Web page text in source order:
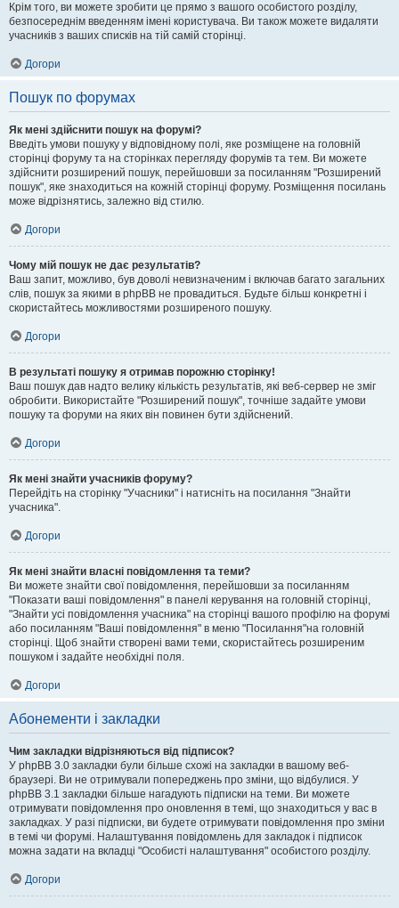
Крім того, ви можете зробити це прямо з вашого особистого розділу,
безпосереднім введенням імені користувача. Ви також можете видаляти
учасників з ваших списків на тій самій сторінці.
Догори
Пошук по форумах
Як мені здійснити пошук на форумі?
Введіть умови пошуку у відповідному полі, яке розміщене на головній
сторінці форуму та на сторінках перегляду форумів та тем. Ви можете
здійснити розширений пошук, перейшовши за посиланням "Розширений
пошук", яке знаходиться на кожній сторінці форуму. Розміщення посилань
може відрізнятись, залежно від стилю.
Догори
Чому мій пошук не дає результатів?
Ваш запит, можливо, був доволі невизначеним і включав багато загальних
слів, пошук за якими в phpBB не провадиться. Будьте більш конкретні і
скористайтесь можливостями розширеного пошуку.
Догори
В результаті пошуку я отримав порожню сторінку!
Ваш пошук дав надто велику кількість результатів, які веб-сервер не зміг
обробити. Використайте "Розширений пошук", точніше задайте умови
пошуку та форуми на яких він повинен бути здійснений.
Догори
Як мені знайти учасників форуму?
Перейдіть на сторінку "Учасники" і натисніть на посилання "Знайти
учасника".
Догори
Як мені знайти власні повідомлення та теми?
Ви можете знайти свої повідомлення, перейшовши за посиланням
"Показати ваші повідомлення" в панелі керування на головній сторінці,
"Знайти усі повідомлення учасника" на сторінці вашого профілю на форумі
або посиланням "Ваші повідомлення" в меню "Посилання"на головній
сторінці. Щоб знайти створені вами теми, скористайтесь розширеним
пошуком і задайте необхідні поля.
Догори
Абонементи і закладки
Чим закладки відрізняються від підписок?
У phpBB 3.0 закладки були більше схожі на закладки в вашому веб-
браузері. Ви не отримували попереджень про зміни, що відбулися. У
phpBB 3.1 закладки більше нагадують підписки на теми. Ви можете
отримувати повідомлення про оновлення в темі, що знаходиться у вас в
закладках. У разі підписки, ви будете отримувати повідомлення про зміни
в темі чи форумі. Налаштування повідомлень для закладок і підписок
можна задати на вкладці "Особисті налаштування" особистого розділу.
Догори